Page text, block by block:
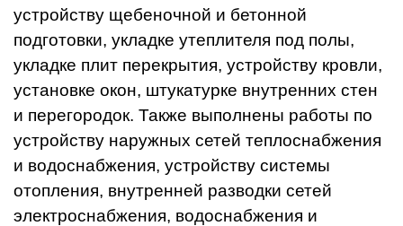
устройству щебеночной и бетонной
подготовки, укладке утеплителя под полы,
укладке плит перекрытия, устройству кровли,
установке окон, штукатурке внутренних стен
и перегородок. Также выполнены работы по
устройству наружных сетей теплоснабжения
и водоснабжения, устройству системы
отопления, внутренней разводки сетей
электроснабжения, водоснабжения и